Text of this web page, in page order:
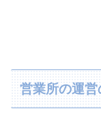
営業所の運営